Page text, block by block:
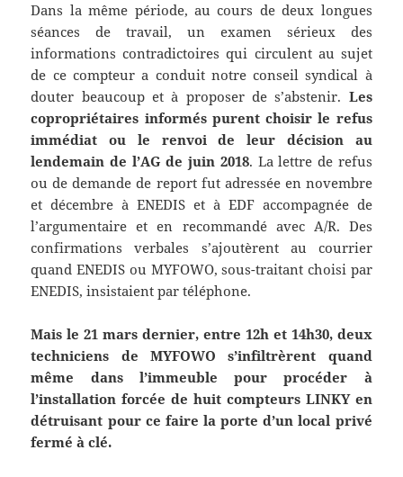
Dans la même période, au cours de deux longues
séances de travail, un examen sérieux des
informations contradictoires qui circulent au sujet
de ce compteur a conduit notre conseil syndical à
douter beaucoup et à proposer de s’abstenir. Les
copropriétaires informés purent choisir le refus
immédiat ou le renvoi de leur décision au
lendemain de l’AG de juin 2018. La lettre de refus
ou de demande de report fut adressée en novembre
et décembre à ENEDIS et à EDF accompagnée de
l’argumentaire et en recommandé avec A/R. Des
confirmations verbales s’ajoutèrent au courrier
quand ENEDIS ou MYFOWO, sous-traitant choisi par
ENEDIS, insistaient par téléphone.
Mais le 21 mars dernier, entre 12h et 14h30, deux
techniciens de MYFOWO s’infiltrèrent quand
même dans l’immeuble pour procéder à
l’installation forcée de huit compteurs LINKY en
détruisant pour ce faire la porte d’un local privé
fermé à clé.